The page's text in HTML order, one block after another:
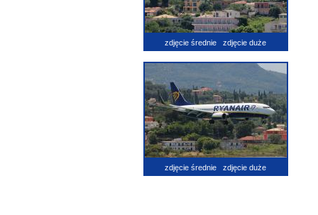
zdjęcie średnie zdjęcie duże
zdjęcie średnie zdjęcie duże